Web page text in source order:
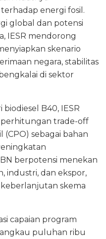
energi fosil.
global dan potensi
IESR mendorong
skenario
negara, stabilitas
di sektor
B40, IESR
trade-off
sebagai bahan
berpotensi menekan
industri, dan ekspor,
skema
capaian program
puluhan ribu